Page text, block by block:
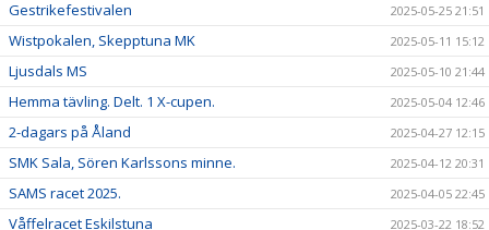
Gestrikefestivalen 2025-05-25 21:51
Wistpokalen, Skepptuna MK 2025-05-11 15:12
Ljusdals MS 2025-05-10 21:44
Hemma tävling. Delt. 1 X-cupen. 2025-05-04 12:46
2-dagars på Åland 2025-04-27 12:15
SMK Sala, Sören Karlssons minne. 2025-04-12 20:31
SAMS racet 2025. 2025-04-05 22:45
Våffelracet Eskilstuna 2025-03-22 18:52